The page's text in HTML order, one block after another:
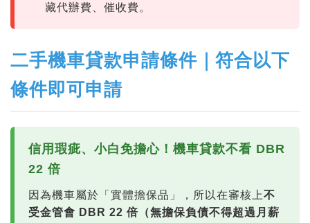
藏代辦費、催收費。
二手機車貸款申請條件｜符合以下
條件即可申請
信用瑕疵、小白免擔心！機車貸款不看 DBR
22 倍
因為機車屬於「實體擔保品」，所以在審核上不
受金管會 DBR 22 倍（無擔保負債不得超過月薪